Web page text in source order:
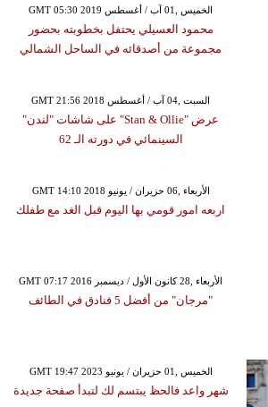
GMT 05:30 2019 الخميس ,01 آب / أغسطس
محمود العسيلي يحتفل بخطوبته بحضور
مجموعة من أصدقائه في الساحل الشمالي
GMT 21:56 2018 السبت ,04 آب / أغسطس
عرض "Stan & Ollie" على شاشات "لندن"
السينمائي في دورته الـ 62
GMT 14:10 2018 الأربعاء ,06 حزيران / يونيو
اربعه امور قومي بها اليوم قبل الغد مع طفلك
GMT 07:17 2016 الأربعاء ,28 كانون الأول / ديسمبر
"مرجان" من أفضل 5 فنادق في الطائف
GMT 19:47 2023 الخميس ,01 حزيران / يونيو
شهر واعد فالحظ يبتسم لك لتبدأ صفحة جديدة